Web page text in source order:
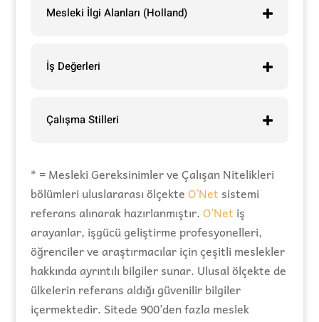
Mesleki İlgi Alanları (Holland)
İş Değerleri
Çalışma Stilleri
* = Mesleki Gereksinimler ve Çalışan Nitelikleri
bölümleri uluslararası ölçekteO’Net sistemi
referans alınarak hazırlanmıştır.O’Net iş
arayanlar, işgücü geliştirme profesyonelleri,
öğrenciler ve araştırmacılar için çeşitli meslekler
hakkında ayrıntılı bilgiler sunar. Ulusal ölçekte de
ülkelerin referans aldığı güvenilir bilgiler
içermektedir. Sitede 900’den fazla meslek